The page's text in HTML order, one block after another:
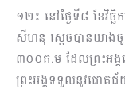
១២៖ នៅថ្ងៃទី៨ ខែវិច្ឆិ
សីហនុ ស្ដេចបានយាងចូ
៣០០គ.ម ដែលព្រះអង្គធ្វ
ព្រះអង្គទទួលនូវជោគ